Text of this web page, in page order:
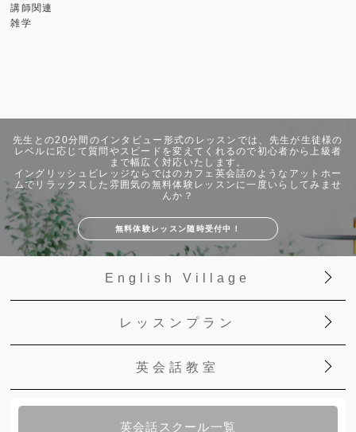
講師関連
雑学
先生との20分間のインタビュー形式のレッスンでは、先生が生徒様の
レベルに応じて質問やスピードを変えてくれるので初心者から上級者
まで幅広く対応いたします。
イングリッシュビレッジならではのカフェ英会話のようなアットホー
ムでリラックスした雰囲気の無料体験レッスンに一度いらしてみませ
んか？
無料体験レッスン随時受付中！
English Village
レッスンプラン
英会話教室
英会話スクール一覧